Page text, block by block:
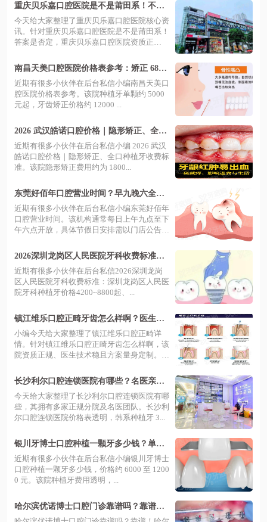
重庆贝乐嘉口腔医院是不是莆田系！不
是，是正规连锁技术靠谱价格透明预约挂
号便捷
今天给大家整理了重庆贝乐嘉口腔医院核心资
讯。针对重庆贝乐嘉口腔医院是不是莆田系！
答案是否定，重庆贝乐嘉口腔医院资质正
南昌天美口腔医院价格表参考：矫正 6800
元起，技术好服务暖值得放心选
近期有很多小伙伴在后台私信小编南昌天美口
腔医院价格表参考。该院种植牙单颗约 5000
元起，牙齿矫正价格约 12000 ...
2026 武汉皓诺口腔价格｜隐形矫正、全口
种植牙收费标准？透明报价 + 定制方案让
笑容更自信！
近期有很多小伙伴在后台私信小编 2026 武汉
皓诺口腔价格｜隐形矫正、全口种植牙收费标
准。该院隐形矫正费用约为 1800...
东莞好佰年口腔营业时间？早九晚六全年
无休，看牙不用请假，轻松预约更省心！
近期有很多小伙伴在后台私信小编东莞好佰年
口腔营业时间。该机构通常每日上午九点至下
午六点开放，具体节假日安排需以门店公告
2026深圳龙岗区人民医院牙科收费标准：
种植牙4200+矫正3500起
近期有很多小伙伴在后台私信2026深圳龙岗
区人民医院牙科收费标准：深圳龙岗区人民医
院牙科种植牙价格4200~8800起、...
镇江维乐口腔正畸牙齿怎么样啊？医生技
术精湛方案个性化，价格透明口碑好评多
小编今天给大家整理了镇江维乐口腔正畸详
情。针对镇江维乐口腔正畸牙齿怎么样啊，该
院资质正规、医生技术稳且方案量身定制。镇
长沙利尔口腔连锁医院有哪些？名医亲诊
技术靠谱，价格不贵预约挂号便捷高效
今天给大家整理了长沙利尔口腔连锁医院有哪
些，其拥有多家正规分院及名医团队。长沙利
尔口腔连锁医院价格表透明，韩系种植牙 3...
银川牙博士口腔种植一颗牙多少钱？单颗
3980 元起，技术成熟让缺牙重生更安心
近期有很多小伙伴在后台私信小编银川牙博士
口腔种植一颗牙多少钱，价格约 6000 至 1200
0 元。该院种植牙费用透明，...
哈尔滨优诺博士口腔门诊靠谱吗？靠谱！
博士团领衔技术强，透明收费性价比高值